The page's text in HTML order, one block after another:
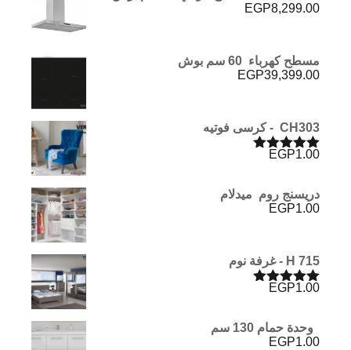
EGP8,299.00
مسطح كهرباء 60 سم بوش
EGP39,399.00
CH303 - كرسى فوتيه
تم التقييم
EGP1.00
دريسنج روم ميدلام
EGP1.00
H 715 - غرفة نوم
تم التقييم
EGP1.00
وحدة حمام 130 سم
EGP1.00